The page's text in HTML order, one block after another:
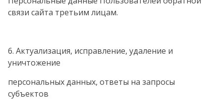
связи сайта третьим лицам.
6. Актуализация, исправление, удаление и
уничтожение
персональных данных, ответы на запросы
субъектов